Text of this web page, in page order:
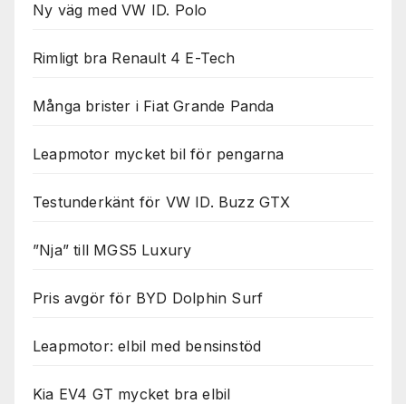
Ny väg med VW ID. Polo
Rimligt bra Renault 4 E-Tech
Många brister i Fiat Grande Panda
Leapmotor mycket bil för pengarna
Testunderkänt för VW ID. Buzz GTX
”Nja” till MGS5 Luxury
Pris avgör för BYD Dolphin Surf
Leapmotor: elbil med bensinstöd
Kia EV4 GT mycket bra elbil